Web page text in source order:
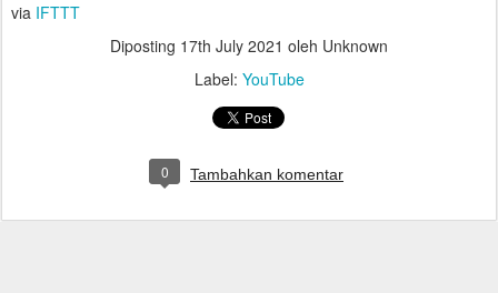
via IFTTT
Diposting 17th July 2021 oleh Unknown
Label: YouTube
0 Tambahkan komentar